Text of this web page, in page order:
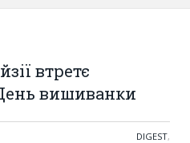
втретє
вишиванки
DIGEST,